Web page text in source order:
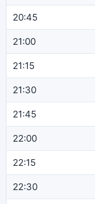
20:45
21:00
21:15
21:30
21:45
22:00
22:15
22:30